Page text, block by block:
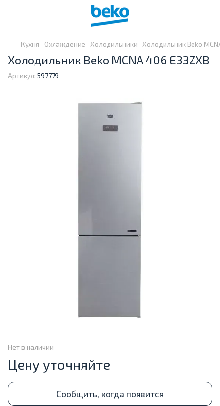
Кухня Охлаждение Холодильники Холодильник Beko
Холодильник Beko MCNA 406 E33ZXB
Артикул: 597779
Нет в наличии
Цену уточняйте
Сообщить, когда появится